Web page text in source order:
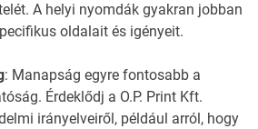
A helyi nyomdák gyakran jobban
oldalait és igényeit.
: Manapság egyre fontosabb a
Érdeklődj a O.P. Print Kft.
irányelveiről, például arról, hogy